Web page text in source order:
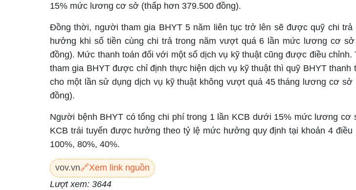
15% mức lương cơ sở (thấp hơn 379.500 đồng).
Đồng thời, người tham gia BHYT 5 năm liên tục trở lên sẽ được quỹ chi trả
hưởng khi số tiền cùng chi trả trong năm vượt quá 6 lần mức lương cơ
đồng). Mức thanh toán đối với một số dịch vụ kỹ thuật cũng được điều
tham gia BHYT được chỉ định thực hiện dịch vụ kỹ thuật thì quỹ BHYT thanh
cho một lần sử dụng dịch vụ kỹ thuật không vượt quá 45 tháng lương cơ
đồng).
Người bệnh BHYT có tổng chi phí trong 1 lần KCB dưới 15% mức lương cơ
KCB trái tuyến được hưởng theo tỷ lệ mức hưởng quy định tại khoản 4 điều
100%, 80%, 40%.
vov.vn🔗Xem link nguồn
Lượt xem: 3644